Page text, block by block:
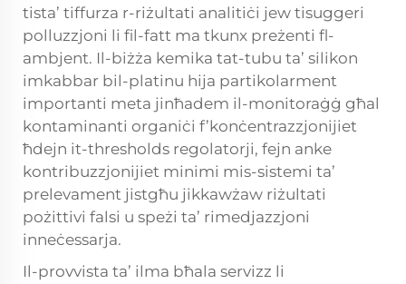
tista’ tiffurza r-riżultati analitiċi jew tisuggeri
polluzzjoni li fil-fatt ma tkunx preżenti fl-
ambjent. Il-biżża kemika tat-tubu ta’ silikon
imkabbar bil-platinu hija partikolarment
importanti meta jinħadem il-monitoraġġ għal
kontaminanti organiċi f’konċentrazzjonijiet
ħdejn it-thresholds regolatorji, fejn anke
kontribuzzjonijiet minimi mis-sistemi ta’
prelevament jistgħu jikkawżaw riżultati
pożittivi falsi u speżi ta’ rimedjazzjoni
inneċessarja.
Il-provvista ta’ ilma bħala servizz li